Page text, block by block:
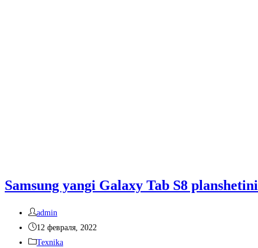
Samsung yangi Galaxy Tab S8
Автор
записи:
admin
Запись
опубликована:
12 февраля, 2022
Рубрика
Texnika